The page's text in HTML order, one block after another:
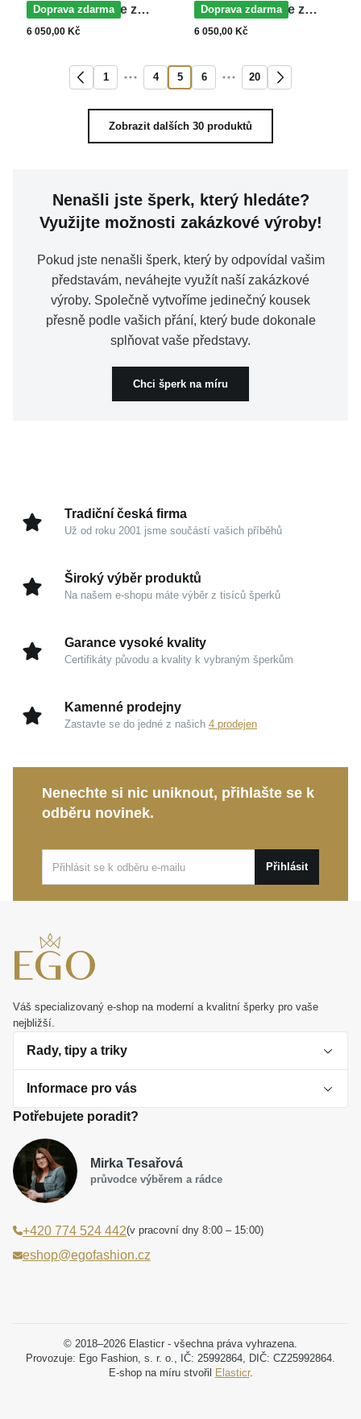
Doprava zdarma
MOISS náušnice z
bílého zlata
6 050,00 Kč
Doprava zdarma
MOISS náušnice z
bílého zlata
6 050,00 Kč
1 4 5 6 20
Zobrazit dalších 30 produktů
Nenašli jste šperk, který hledáte?
Využijte možnosti zakázkové výroby!
Pokud jste nenašli šperk, který by odpovídal vašim
představám, neváhejte využít naší zakázkové
výroby. Společně vytvoříme jedinečný kousek
přesně podle vašich přání, který bude dokonale
splňovat vaše představy.
Chci šperk na míru
Tradiční česká firma
Už od roku 2001 jsme součástí vašich příběhů
Široký výběr produktů
Na našem e-shopu máte výběr z tisíců šperků
Garance vysoké kvality
Certifikáty původu a kvality k vybraným šperkům
Kamenné prodejny
Zastavte se do jedné z našich 4 prodejen
Nenechte si nic uniknout, přihlašte se k
odběru novinek.
Přihlásit
Váš specializovaný e-shop na moderní a kvalitní šperky pro vaše
nejbližší.
Rady, tipy a triky
O perlách
Jak vybrat perlový šperk
Dárková inspirace
Smaltované a korálkové šperky jako trend
Laboratorní diamanty jsou budoucnost
Jak správně pečovat o šperky
Informace pro vás
Obchodní podmínky
Reklamační řád
Poučení o právu na odstoupení od smlouvy
Podmínky slev a akčních nabídek
Projekt registrace ochranné známky
Potřebujete poradit?
Mirka Tesařová
průvodce výběrem a rádce
+420 774 524 442(v pracovní dny 8:00 – 15:00)
eshop@egofashion.cz
© 2018–2026 Elasticr - všechna práva vyhrazena.
Provozuje: Ego Fashion, s. r. o., IČ: 25992864, DIČ: CZ25992864.
E-shop na míru stvořil
Elasticr.